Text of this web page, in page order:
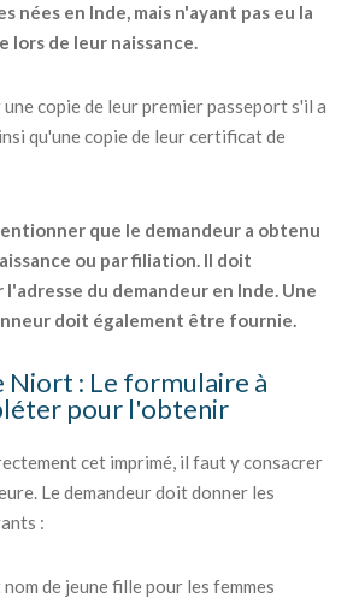
nées en Inde, mais n'ayant pas eu la
lors de leur naissance.
copie de leur premier passeport s'il a
qu'une copie de leur certificat de
que le demandeur a obtenu
ou par filiation. Il doit
du demandeur en Inde. Une
doit également être fournie.
Niort : Le formulaire à
pour l'obtenir
cet imprimé, il faut y consacrer
Le demandeur doit donner les
:
nom de jeune fille pour les femmes